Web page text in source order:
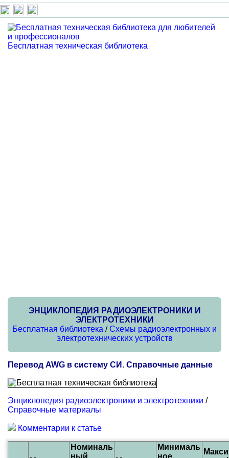
Бесплатная техническая библиотека
ЭНЦИКЛОПЕДИЯ РАДИОЭЛЕКТРОНИКИ И
ЭЛЕКТРОТЕХНИКИ
Бесплатная библиотека /Схемы радиоэлектронных и
электротехнических устройств
Перевод AWG в систему СИ. Справочные данные
Энциклопедия радиоэлектроники и электротехники /
Справочные материалы
Комментарии к статье
Номиналь
ный
Минималь
ное